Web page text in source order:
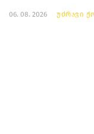
06. 08. 2026 უძრავი